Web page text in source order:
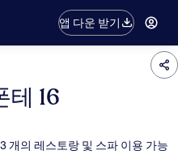
앱 다운 받기
테 16
개의 레스토랑 및 스파 이용 가능